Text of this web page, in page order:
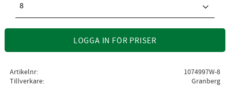
8
LOGGA IN FÖR PRISER
Artikelnr
1074997W-8
Tillverkare
Granberg